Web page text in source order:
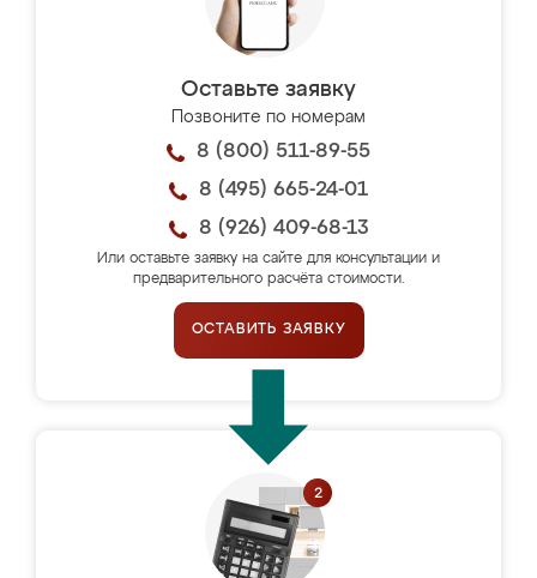
Оставьте заявку
Позвоните по номерам
8 (800) 511-89-55
8 (495) 665-24-01
8 (926) 409-68-13
Или оставьте заявку на сайте для консультации и
предварительного расчёта стоимости.
ОСТАВИТЬ ЗАЯВКУ